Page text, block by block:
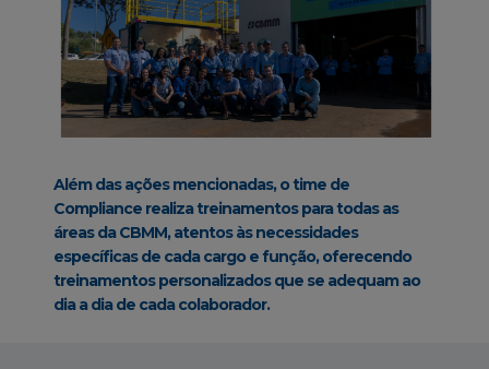
Além das ações mencionadas, o time de
Compliance realiza treinamentos para todas as
áreas da CBMM, atentos às necessidades
específicas de cada cargo e função, oferecendo
treinamentos personalizados que se adequam ao
dia a dia de cada colaborador.